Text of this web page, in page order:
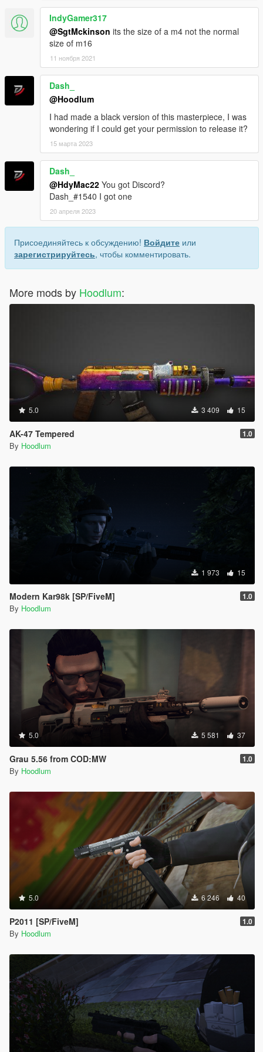
IndyGamer317
@SgtMckinson its the size of a m4 not the normal
size of m16
11 ноября 2021
Dash_
@Hoodlum
I had made a black version of this masterpiece, I was
wondering if I could get your permission to release it?
15 марта 2023
Dash_
@HdyMac22 You got Discord?
Dash_#1540 I got one
20 апреля 2023
Присоединяйтесь к обсуждению! Войдите или
зарегистрируйтесь, чтобы комментировать.
More mods by Hoodlum:
5.0 3 409 15
AK-47 Tempered 1.0
By Hoodlum
1 973 15
Modern Kar98k [SP/FiveM] 1.0
By Hoodlum
5.0 5 581 37
Grau 5.56 from COD:MW 1.0
By Hoodlum
5.0 6 246 40
P2011 [SP/FiveM] 1.0
By Hoodlum